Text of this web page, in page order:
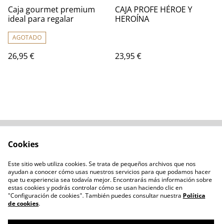
Caja gourmet premium
ideal para regalar
AGOTADO
26,95 €
CAJA PROFE HÉROE Y
HEROÍNA
23,95 €
Política de privacidad
Administración de
cookies
Cookies
Este sitio web utiliza cookies. Se trata de pequeños archivos que nos
ayudan a conocer cómo usas nuestros servicios para que podamos hacer
que tu experiencia sea todavía mejor. Encontrarás más información sobre
estas cookies y podrás controlar cómo se usan haciendo clic en
"Configuración de cookies". También puedes consultar nuestra Política
de cookies.